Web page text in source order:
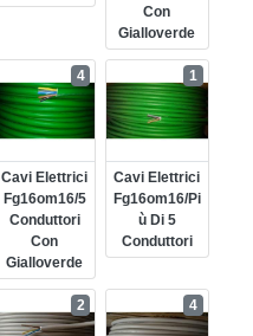
Con
Gialloverde
Cavi Elettrici
Fg16om16/5
Conduttori
Con
Gialloverde
4
Cavi Elettrici
Fg16om16/pi
Ù Di 5
Conduttori
1
2 4